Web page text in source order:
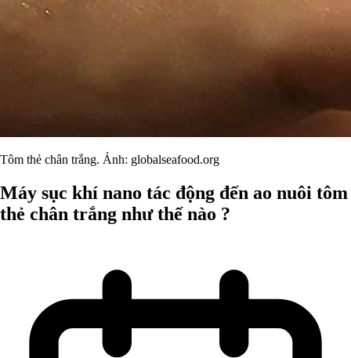
Tôm thẻ chân trắng. Ảnh: globalseafood.org
Máy sục khí nano tác động đến ao nuôi tôm
thẻ chân trắng như thế nào ?